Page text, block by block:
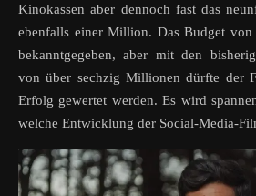
Kinokassen aber dennoch fast das
ebenfalls einer Million. Das Budget von
bekanntgegeben, aber mit den
von über sechzig Millionen dürfte der
Erfolg gewertet werden. Es wird
welche Entwicklung der Social-Media-